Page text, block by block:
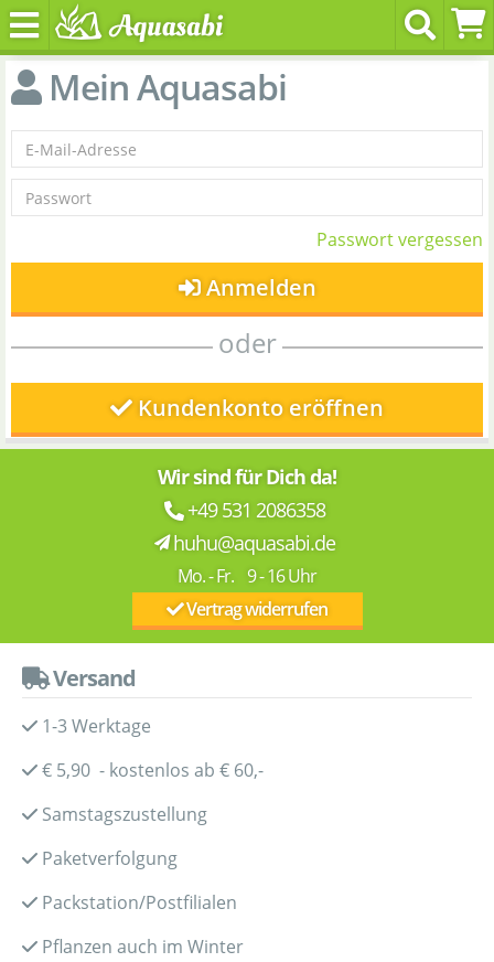
Mein Aquasabi
Passwort vergessen
Anmelden
oder
Kundenkonto eröffnen
Wir sind für Dich da!
+49 531 2086358
huhu@aquasabi.de
Mo. - Fr. 9 - 16 Uhr
Vertrag widerrufen
Versand
1-3 Werktage
€ 5,90 - kostenlos ab € 60,-
Samstagszustellung
Paketverfolgung
Packstation/Postfilialen
Pflanzen auch im Winter